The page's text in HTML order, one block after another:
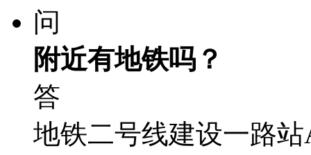
问
附近有地铁吗？
答
地铁二号线建设一路